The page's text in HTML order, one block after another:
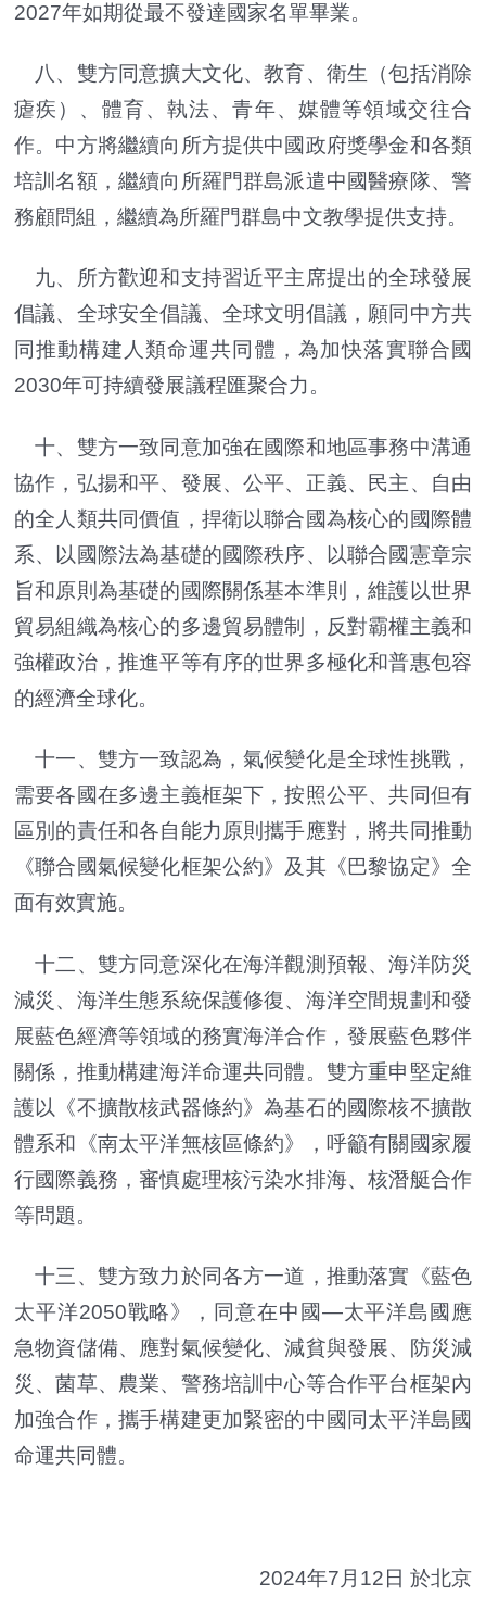
2027年如期從最不發達國家名單畢業。
八、雙方同意擴大文化、教育、衛生（包括消除
瘧疾）、體育、執法、青年、媒體等領域交往合
作。中方將繼續向所方提供中國政府獎學金和各類
培訓名額，繼續向所羅門群島派遣中國醫療隊、警
務顧問組，繼續為所羅門群島中文教學提供支持。
九、所方歡迎和支持習近平主席提出的全球發展
倡議、全球安全倡議、全球文明倡議，願同中方共
同推動構建人類命運共同體，為加快落實聯合國
2030年可持續發展議程匯聚合力。
十、雙方一致同意加強在國際和地區事務中溝通
協作，弘揚和平、發展、公平、正義、民主、自由
的全人類共同價值，捍衛以聯合國為核心的國際體
系、以國際法為基礎的國際秩序、以聯合國憲章宗
旨和原則為基礎的國際關係基本準則，維護以世界
貿易組織為核心的多邊貿易體制，反對霸權主義和
強權政治，推進平等有序的世界多極化和普惠包容
的經濟全球化。
十一、雙方一致認為，氣候變化是全球性挑戰，
需要各國在多邊主義框架下，按照公平、共同但有
區別的責任和各自能力原則攜手應對，將共同推動
《聯合國氣候變化框架公約》及其《巴黎協定》全
面有效實施。
十二、雙方同意深化在海洋觀測預報、海洋防災
減災、海洋生態系統保護修復、海洋空間規劃和發
展藍色經濟等領域的務實海洋合作，發展藍色夥伴
關係，推動構建海洋命運共同體。雙方重申堅定維
護以《不擴散核武器條約》為基石的國際核不擴散
體系和《南太平洋無核區條約》，呼籲有關國家履
行國際義務，審慎處理核污染水排海、核潛艇合作
等問題。
十三、雙方致力於同各方一道，推動落實《藍色
太平洋2050戰略》，同意在中國—太平洋島國應
急物資儲備、應對氣候變化、減貧與發展、防災減
災、菌草、農業、警務培訓中心等合作平台框架內
加強合作，攜手構建更加緊密的中國同太平洋島國
命運共同體。
2024年7月12日 於北京